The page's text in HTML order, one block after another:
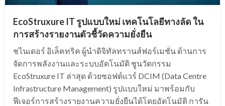
EcoStruxure IT รูปแบบใหม่ เทคโนโลยีทางลัด ใน
การสร้างรายงานตัวชี้วัดความยั่งยืน
ชไนเดอร์ อิเล็คทริค ผู้นำดิจิทัลทรานส์ฟอร์เมชั่น ด้านการ
จัดการพลังงานและระบบอัตโนมัติ ชูนวัตกรรม
EcoStruxure IT ล่าสุด ด้วยซอฟต์แวร์ DCIM (Data Centre
Infrastructure Management) รูปแบบใหม่ มาพร้อมกับ
ฟีเจอร์การสร้างรายงานความยั่งยืนได้โดยอัตโนมัติ การัน